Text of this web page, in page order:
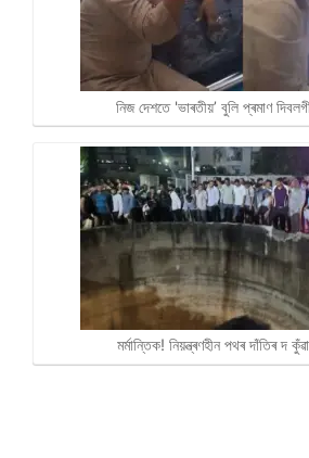
নিজ দেশতে 'ভাৰতীয়’ বুলি প্ৰমাণ
মৰ্মান্তিক! নিয়ন্ত্ৰণহীন পথৰ দাঁতিৰ দ